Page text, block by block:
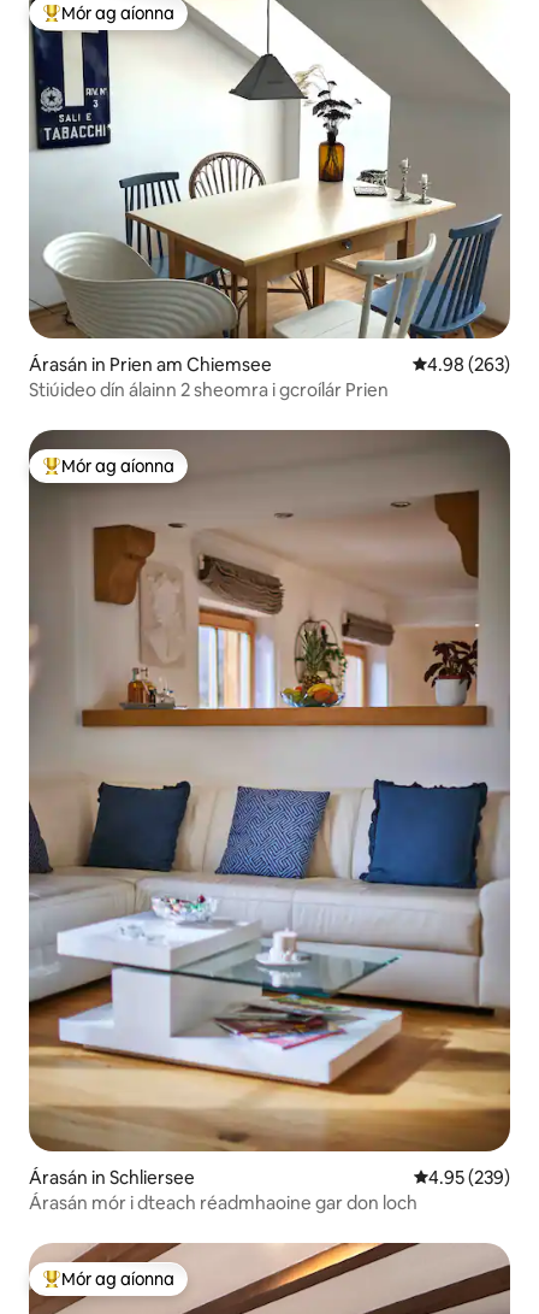
An-mhór ag aíonna
Mór ag aíonna
Árasán in Prien am Chiemsee Meánrátáil
4.98 (263)
Stiúideo dín álainn 2 sheomra i gcroílár Prien
An-mhór ag aíonna
Mór ag aíonna
Árasán in Schliersee Meánrátáil
4.95 (239)
Árasán mór i dteach réadmhaoine gar don loch
An-mhór ag aíonna
Mór ag aíonna